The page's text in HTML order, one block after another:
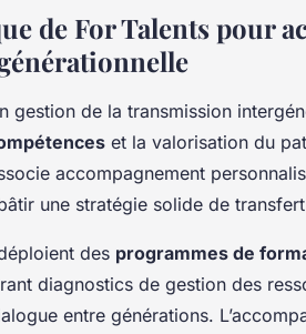
de For Talents pour
gestion de la transmission
et la valorisation du
accompagnement
une stratégie solide de
des programmes de
diagnostics de gestion des
entre générations.